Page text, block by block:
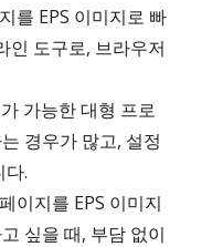
를 EPS 이미지로 빠
인 도구로, 브라우저
가능한 대형 프로
경우가 많고, 설정
다.
이지를 EPS 이미지
싶을 때, 부담 없이